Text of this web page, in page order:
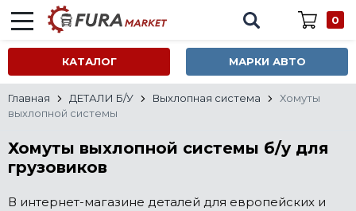
0
КАТАЛОГ МАРКИ АВТО
Главная ДЕТАЛИ Б/У Выхлопная система
Хомуты
выхлопной системы
Хомуты выхлопной системы б/у для
грузовиков
В интернет-магазине деталей для европейских и